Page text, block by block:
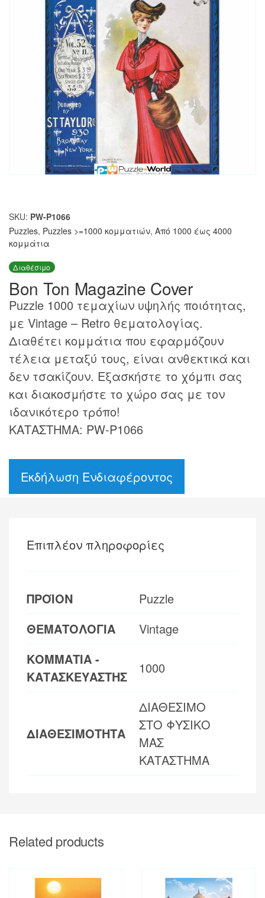
SKU: PW-P1066
Puzzles, Puzzles >=1000 κομματιών, Από 1000 έως 4000
κομμάτια
Διαθέσιμο
Bon Ton Magazine Cover
Puzzle 1000 τεμαχίων υψηλής ποιότητας,
με Vintage – Retro θεματολογίας.
Διαθέτει κομμάτια που εφαρμόζουν
τέλεια μεταξύ τους, είναι ανθεκτικά και
δεν τσακίζουν. Εξασκήστε το χόμπι σας
και διακοσμήστε το χώρο σας με τον
ιδανικότερο τρόπο!
ΚΑΤΑΣΤΗΜΑ: PW-P1066
Εκδήλωση Ενδιαφέροντος
Επιπλέον πληροφορίες
ΠΡΟΪΟΝ
Puzzle
ΘΕΜΑΤΟΛΟΓΙΑ
Vintage
ΚΟΜΜΑΤΙΑ -
ΚΑΤΑΣΚΕΥΑΣΤΗΣ
1000
ΔΙΑΘΕΣΙΜΟΤΗΤΑ
ΔΙΑΘΕΣΙΜΟ
ΣΤΟ ΦΥΣΙΚΟ
ΜΑΣ
ΚΑΤΑΣΤΗΜΑ
Related products